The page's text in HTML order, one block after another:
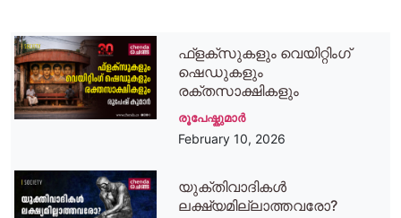
ഫ്‌ളക്‌സുകളും വെയിറ്റിംഗ്
ഷെഡുകളും
രക്തസാക്ഷികളും
രൂപേഷ്കുമാര്‍
February 10, 2026
യുക്തിവാദികള്‍
ലക്ഷ്യമില്ലാത്തവരോ?